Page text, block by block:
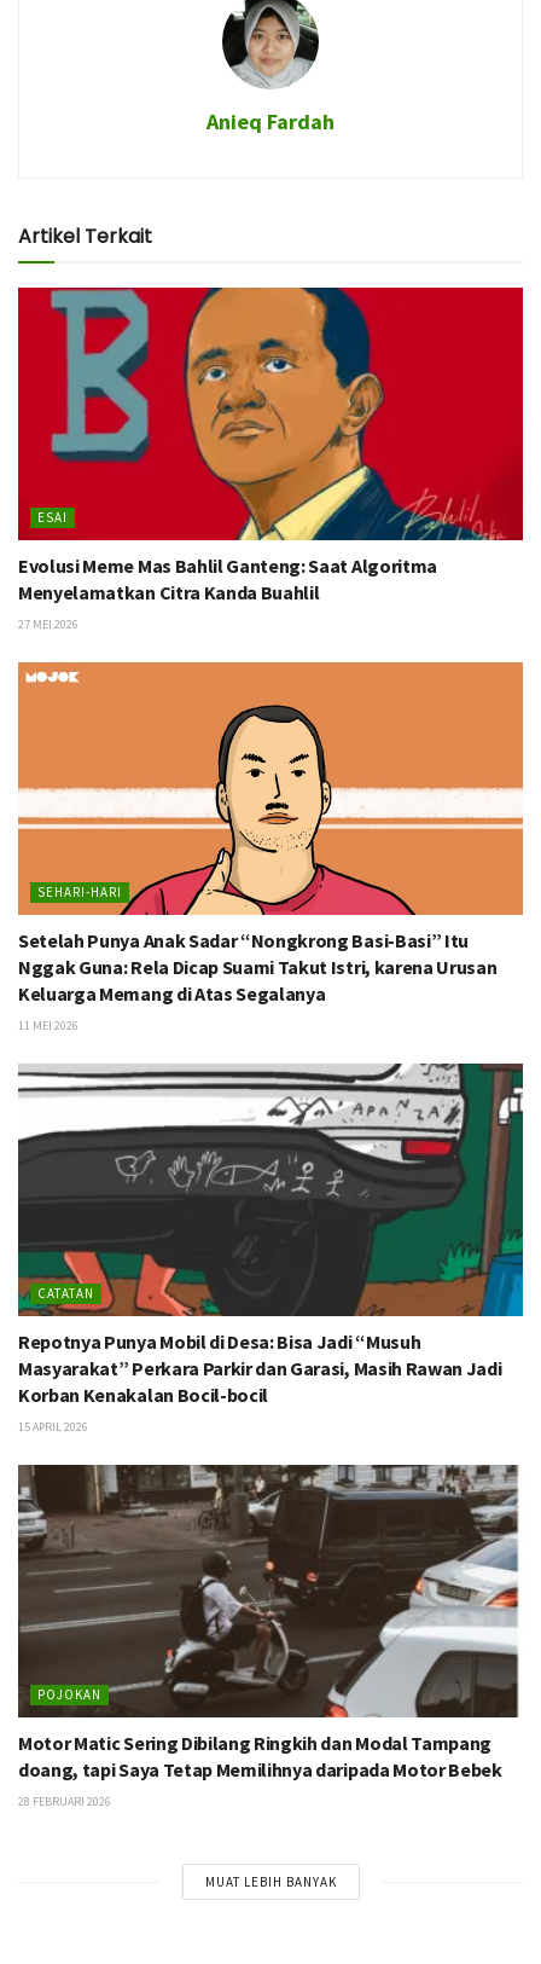
Anieq Fardah
Artikel Terkait
ESAI
Evolusi Meme Mas Bahlil Ganteng: Saat Algoritma
Menyelamatkan Citra Kanda Buahlil
27 MEI 2026
SEHARI-HARI
Setelah Punya Anak Sadar “Nongkrong Basi-Basi” Itu
Nggak Guna: Rela Dicap Suami Takut Istri, karena Urusan
Keluarga Memang di Atas Segalanya
11 MEI 2026
CATATAN
Repotnya Punya Mobil di Desa: Bisa Jadi “Musuh
Masyarakat” Perkara Parkir dan Garasi, Masih Rawan Jadi
Korban Kenakalan Bocil-bocil
15 APRIL 2026
POJOKAN
Motor Matic Sering Dibilang Ringkih dan Modal Tampang
doang, tapi Saya Tetap Memilihnya daripada Motor Bebek
28 FEBRUARI 2026
MUAT LEBIH BANYAK